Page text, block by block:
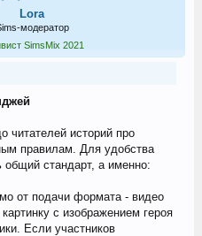
Lora
модератор
SimsMix 2021
читателей историй про
правилам. Для удобства
стандарт, а именно:
от подачи формата - видео
с изображением героя
Если участников